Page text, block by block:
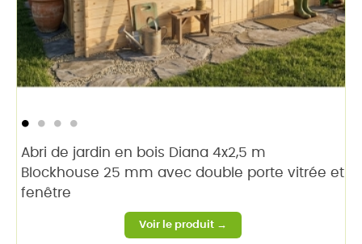
Abri de jardin en bois Diana 4x2,5 m
Blockhouse 25 mm avec double porte vitrée et
fenêtre